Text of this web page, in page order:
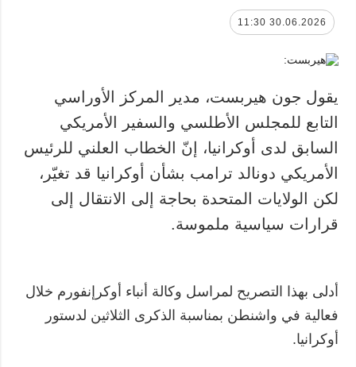
30.06.2026 11:30
يقول جون هيربست، مدير المركز الأوراسي
التابع للمجلس الأطلسي والسفير الأمريكي
السابق لدى أوكرانيا، إنّ الخطاب العلني للرئيس
الأمريكي دونالد ترامب بشأن أوكرانيا قد تغيّر،
لكن الولايات المتحدة بحاجة إلى الانتقال إلى
قرارات سياسية ملموسة.
أدلى بهذا التصريح لمراسل وكالة أنباء أوكرإنفورم خلال
فعالية في واشنطن بمناسبة الذكرى الثلاثين لدستور
أوكرانيا.